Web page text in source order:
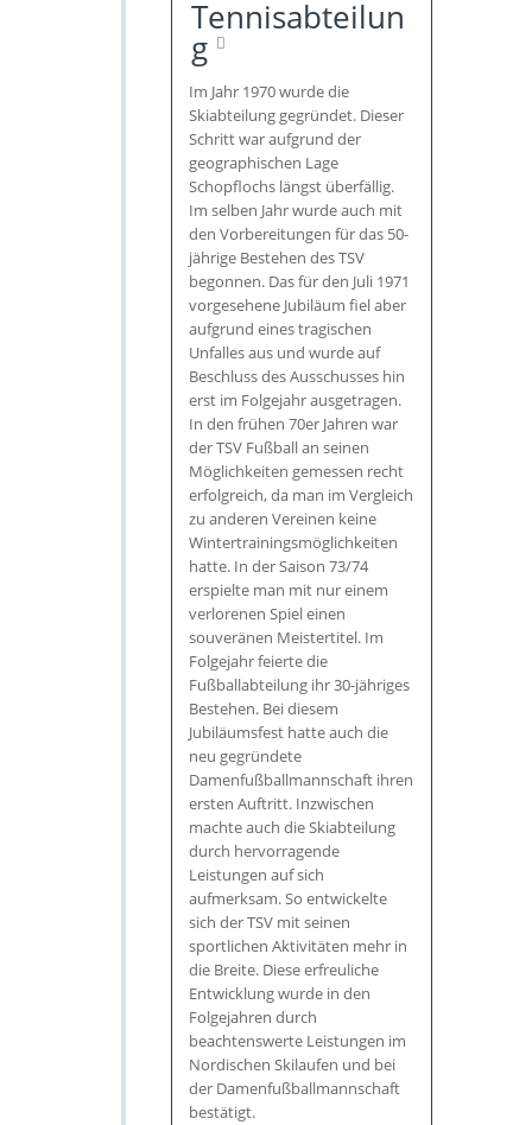
Tennisabteilun
g
Im Jahr 1970 wurde die
Skiabteilung gegründet. Dieser
Schritt war aufgrund der
geographischen Lage
Schopflochs längst überfällig.
Im selben Jahr wurde auch mit
den Vorbereitungen für das 50-
jährige Bestehen des TSV
begonnen. Das für den Juli 1971
vorgesehene Jubiläum fiel aber
aufgrund eines tragischen
Unfalles aus und wurde auf
Beschluss des Ausschusses hin
erst im Folgejahr ausgetragen.
In den frühen 70er Jahren war
der TSV Fußball an seinen
Möglichkeiten gemessen recht
erfolgreich, da man im Vergleich
zu anderen Vereinen keine
Wintertrainingsmöglichkeiten
hatte. In der Saison 73/74
erspielte man mit nur einem
verlorenen Spiel einen
souveränen Meistertitel. Im
Folgejahr feierte die
Fußballabteilung ihr 30-jähriges
Bestehen. Bei diesem
Jubiläumsfest hatte auch die
neu gegründete
Damenfußballmannschaft ihren
ersten Auftritt. Inzwischen
machte auch die Skiabteilung
durch hervorragende
Leistungen auf sich
aufmerksam. So entwickelte
sich der TSV mit seinen
sportlichen Aktivitäten mehr in
die Breite. Diese erfreuliche
Entwicklung wurde in den
Folgejahren durch
beachtenswerte Leistungen im
Nordischen Skilaufen und bei
der Damenfußballmannschaft
bestätigt.